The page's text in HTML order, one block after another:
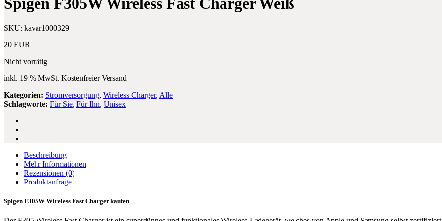
Handyhülle
–
meliert
Universal
Handykette
Spigen F305W Wireless Fast Charger Weiß
SKU: kavar1000329
20 EUR
Nicht vorrätig
inkl. 19 % MwSt. Kostenfreier Versand
Kategorien: Stromversorgung, Wireless Charger, Alle
Schlagworte: Für Sie, Für Ihn, Unisex
Beschreibung
Mehr Informationen
Rezensionen (0)
Produktanfrage
Spigen F305W Wireless Fast Charger kaufen